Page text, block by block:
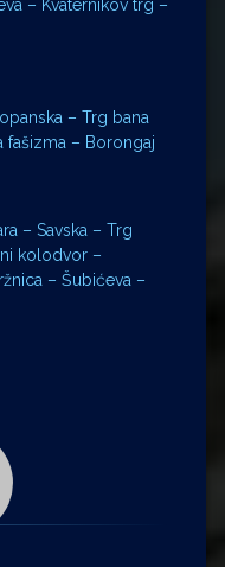
– Kvaternikov trg –
– Trg bana
fašizma – Borongaj
– Savska – Trg
kolodvor –
– Šubićeva –